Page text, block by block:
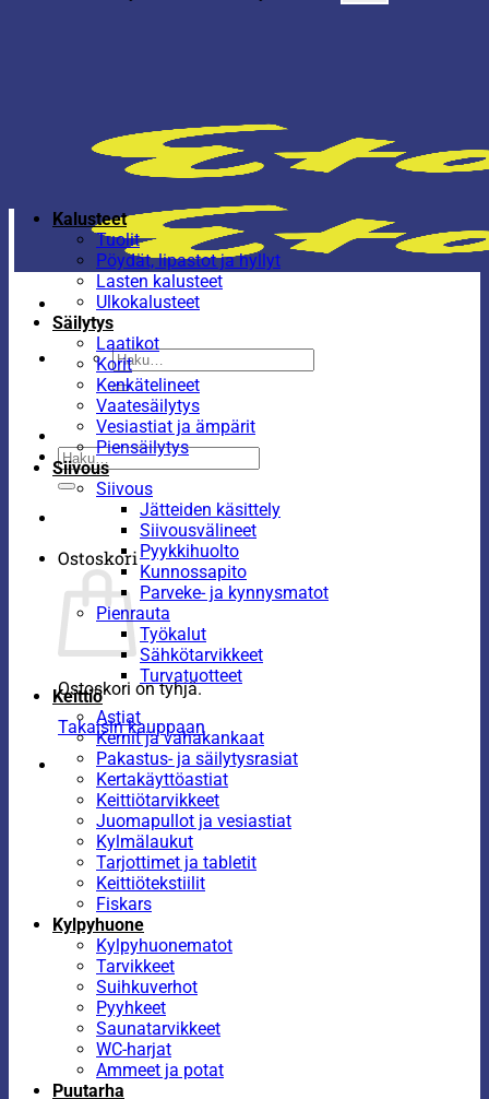
Etsi:
Etsi:
Ostoskori
Ostoskori on tyhjä.
Takaisin kauppaan
Kalusteet
Tuolit
Pöydät, lipastot ja hyllyt
Lasten kalusteet
Ulkokalusteet
Säilytys
Laatikot
Korit
Kenkätelineet
Vaatesäilytys
Vesiastiat ja ämpärit
Piensäilytys
Siivous
Siivous
Jätteiden käsittely
Siivousvälineet
Pyykkihuolto
Kunnossapito
Parveke- ja kynnysmatot
Pienrauta
Työkalut
Sähkötarvikkeet
Turvatuotteet
Keittiö
Astiat
Kernit ja vahakankaat
Pakastus- ja säilytysrasiat
Kertakäyttöastiat
Keittiötarvikkeet
Juomapullot ja vesiastiat
Kylmälaukut
Tarjottimet ja tabletit
Keittiötekstiilit
Fiskars
Kylpyhuone
Kylpyhuonematot
Tarvikkeet
Suihkuverhot
Pyyhkeet
Saunatarvikkeet
WC-harjat
Ammeet ja potat
Puutarha